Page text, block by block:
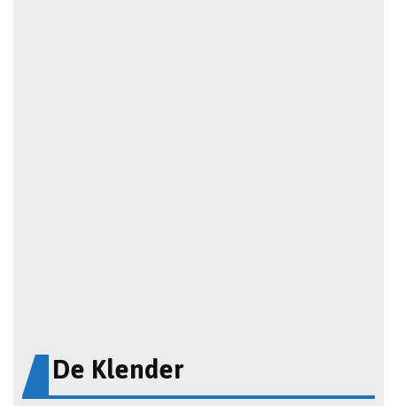
De Klender